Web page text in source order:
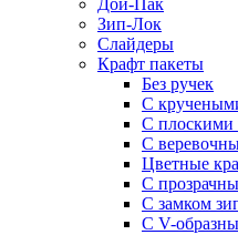
Дой-Пак
Зип-Лок
Слайдеры
Крафт пакеты
Без ручек
С
С плоскими
С
Цветные
С
С замком
С V-